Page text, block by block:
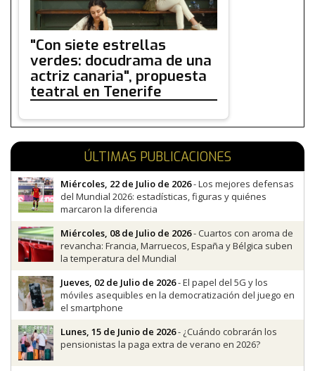
"Con siete estrellas
verdes: docudrama de una
actriz canaria", propuesta
teatral en Tenerife
ÚLTIMAS PUBLICACIONES
Miércoles, 22 de Julio de 2026- Los mejores defensas
del Mundial 2026: estadísticas, figuras y quiénes
marcaron la diferencia
Miércoles, 08 de Julio de 2026- Cuartos con aroma de
revancha: Francia, Marruecos, España y Bélgica suben
la temperatura del Mundial
Jueves, 02 de Julio de 2026- El papel del 5G y los
móviles asequibles en la democratización del juego en
el smartphone
Lunes, 15 de Junio de 2026- ¿Cuándo cobrarán los
pensionistas la paga extra de verano en 2026?